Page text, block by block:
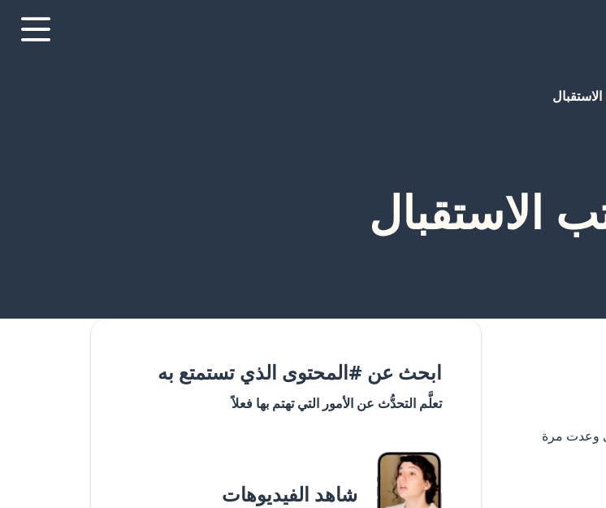
الاستقبال
وعدت مرة
ابحث عن #المحتوى الذي تستمتع به
تعلَّم التحدُّث عن الأمور التي تهتم بها فعلاً
شاهد الفيديوهات